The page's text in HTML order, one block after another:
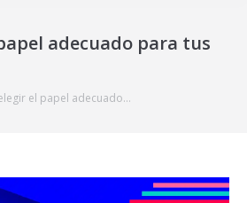
adecuado para tus
el papel adecuado…